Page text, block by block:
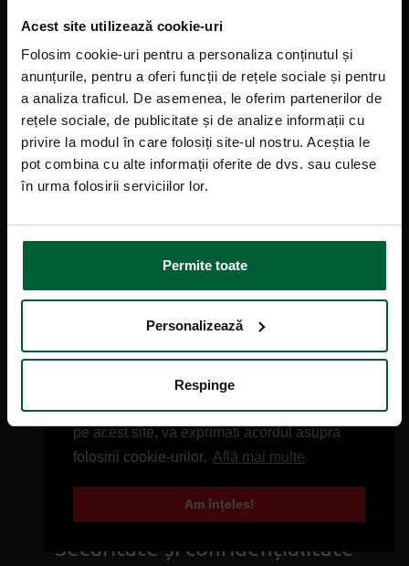
Acest site utilizează cookie-uri
Folosim cookie-uri pentru a personaliza conținutul și
anunțurile, pentru a oferi funcții de rețele sociale și pentru
a analiza traficul. De asemenea, le oferim partenerilor de
rețele sociale, de publicitate și de analize informații cu
privire la modul în care folosiți site-ul nostru. Aceștia le
pot combina cu alte informații oferite de dvs. sau culese
în urma folosirii serviciilor lor.
Permite toate
Personalizează
Respinge
Acest site foloseste cookies. Prin navigarea
pe acest site, va exprimati acordul asupra
folosirii cookie-urilor. Află mai multe
Am înțeles!
Informații generale
Despre noi
Contact
Promoții
Smart Bet
Get Six 49
Curse câini
Securitate și confidențialitate